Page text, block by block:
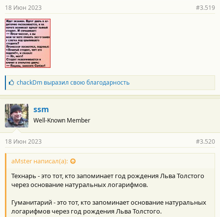
о
с
т
и
:
18 Июн 2023 #3.519
Б
л
а
г
о
д
а
н
о
с
и
:
chackDmвыразил свою благодарность
ssm
Well-Known Member
18 Июн 2023 #3.520
aMster написал(а):
Технарь - это тот, кто запоминает год рождения Льва Толстого
через основание натуральных логарифмов.
Гуманитарий - это тот, кто запоминает основание натуральных
логарифмов через год рождения Льва Толстого.